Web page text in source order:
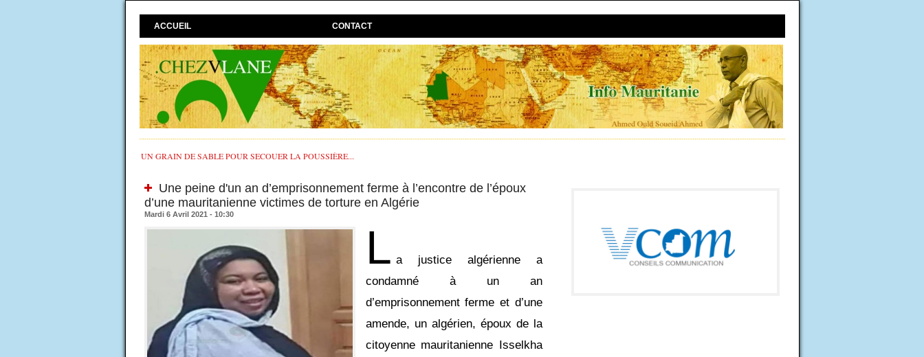
ACCUEIL CONTACT
UN GRAIN DE SABLE POUR SECOUER LA POUSSIÈRE...
Une peine d'un an d’emprisonnement ferme à l’encontre de l’époux
d’une mauritanienne victimes de torture en Algérie
Mardi 6 Avril 2021 - 10:30
L a justice algérienne a
condamné à un an
d’emprisonnement ferme et d’une
amende, un algérien, époux de la
citoyenne mauritanienne Isselkha